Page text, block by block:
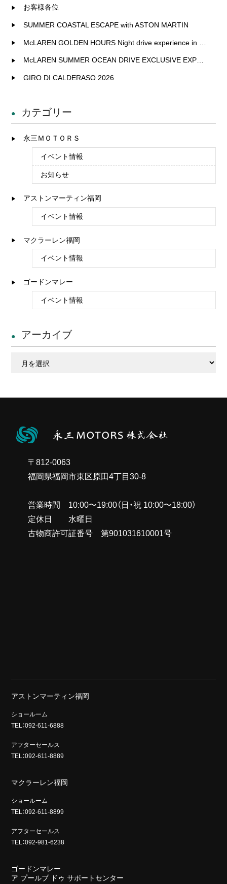
お客様各位
SUMMER COASTAL ESCAPE with ASTON MARTIN
McLAREN GOLDEN HOURS Night drive experience in Fukuoka
McLAREN SUMMER OCEAN DRIVE EXCLUSIVE EXPERIENCE IN KITAKYUSHU
GIRO DI CALDERASO 2026
カテゴリー
永三ＭＯＴＯＲＳ
イベント情報
お知らせ
アストンマーティン福岡
イベント情報
マクラーレン福岡
イベント情報
ゴードンマレー
イベント情報
アーカイブ
〒812-0063
福岡県福岡市東区原田4丁目30-8
営業時間 10:00〜19:00（日・祝 10:00〜18:00）
定休日 水曜日
古物商許可証番号 第901031610001号
アストンマーティン福岡
ショールーム
TEL：092-611-6888
アフターセールス
TEL：092-611-8889
マクラーレン福岡
ショールーム
TEL：092-611-8899
アフターセールス
TEL：092-981-6238
ゴードンマレー
ア プールブ ドゥ サポートセンター